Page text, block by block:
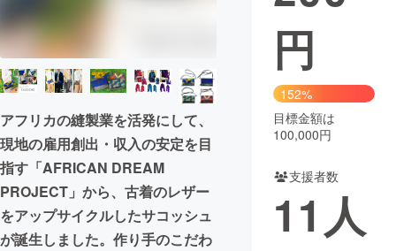
CAMPFIRE for Social Good
CAMPFIRE Creation
CAMPFIREふるさと納税
コミュニティ
アフリカの縫製業を活発にして、
現地の雇用創出・収入の安定を目
指す「AFRICAN DREAM
PROJECT」から、古着のレザー
をアップサイクルしたサコッシュ
が誕生しました。作り手のこだわ
円
152%
目標金額は
100,000円
支援者数
11 人